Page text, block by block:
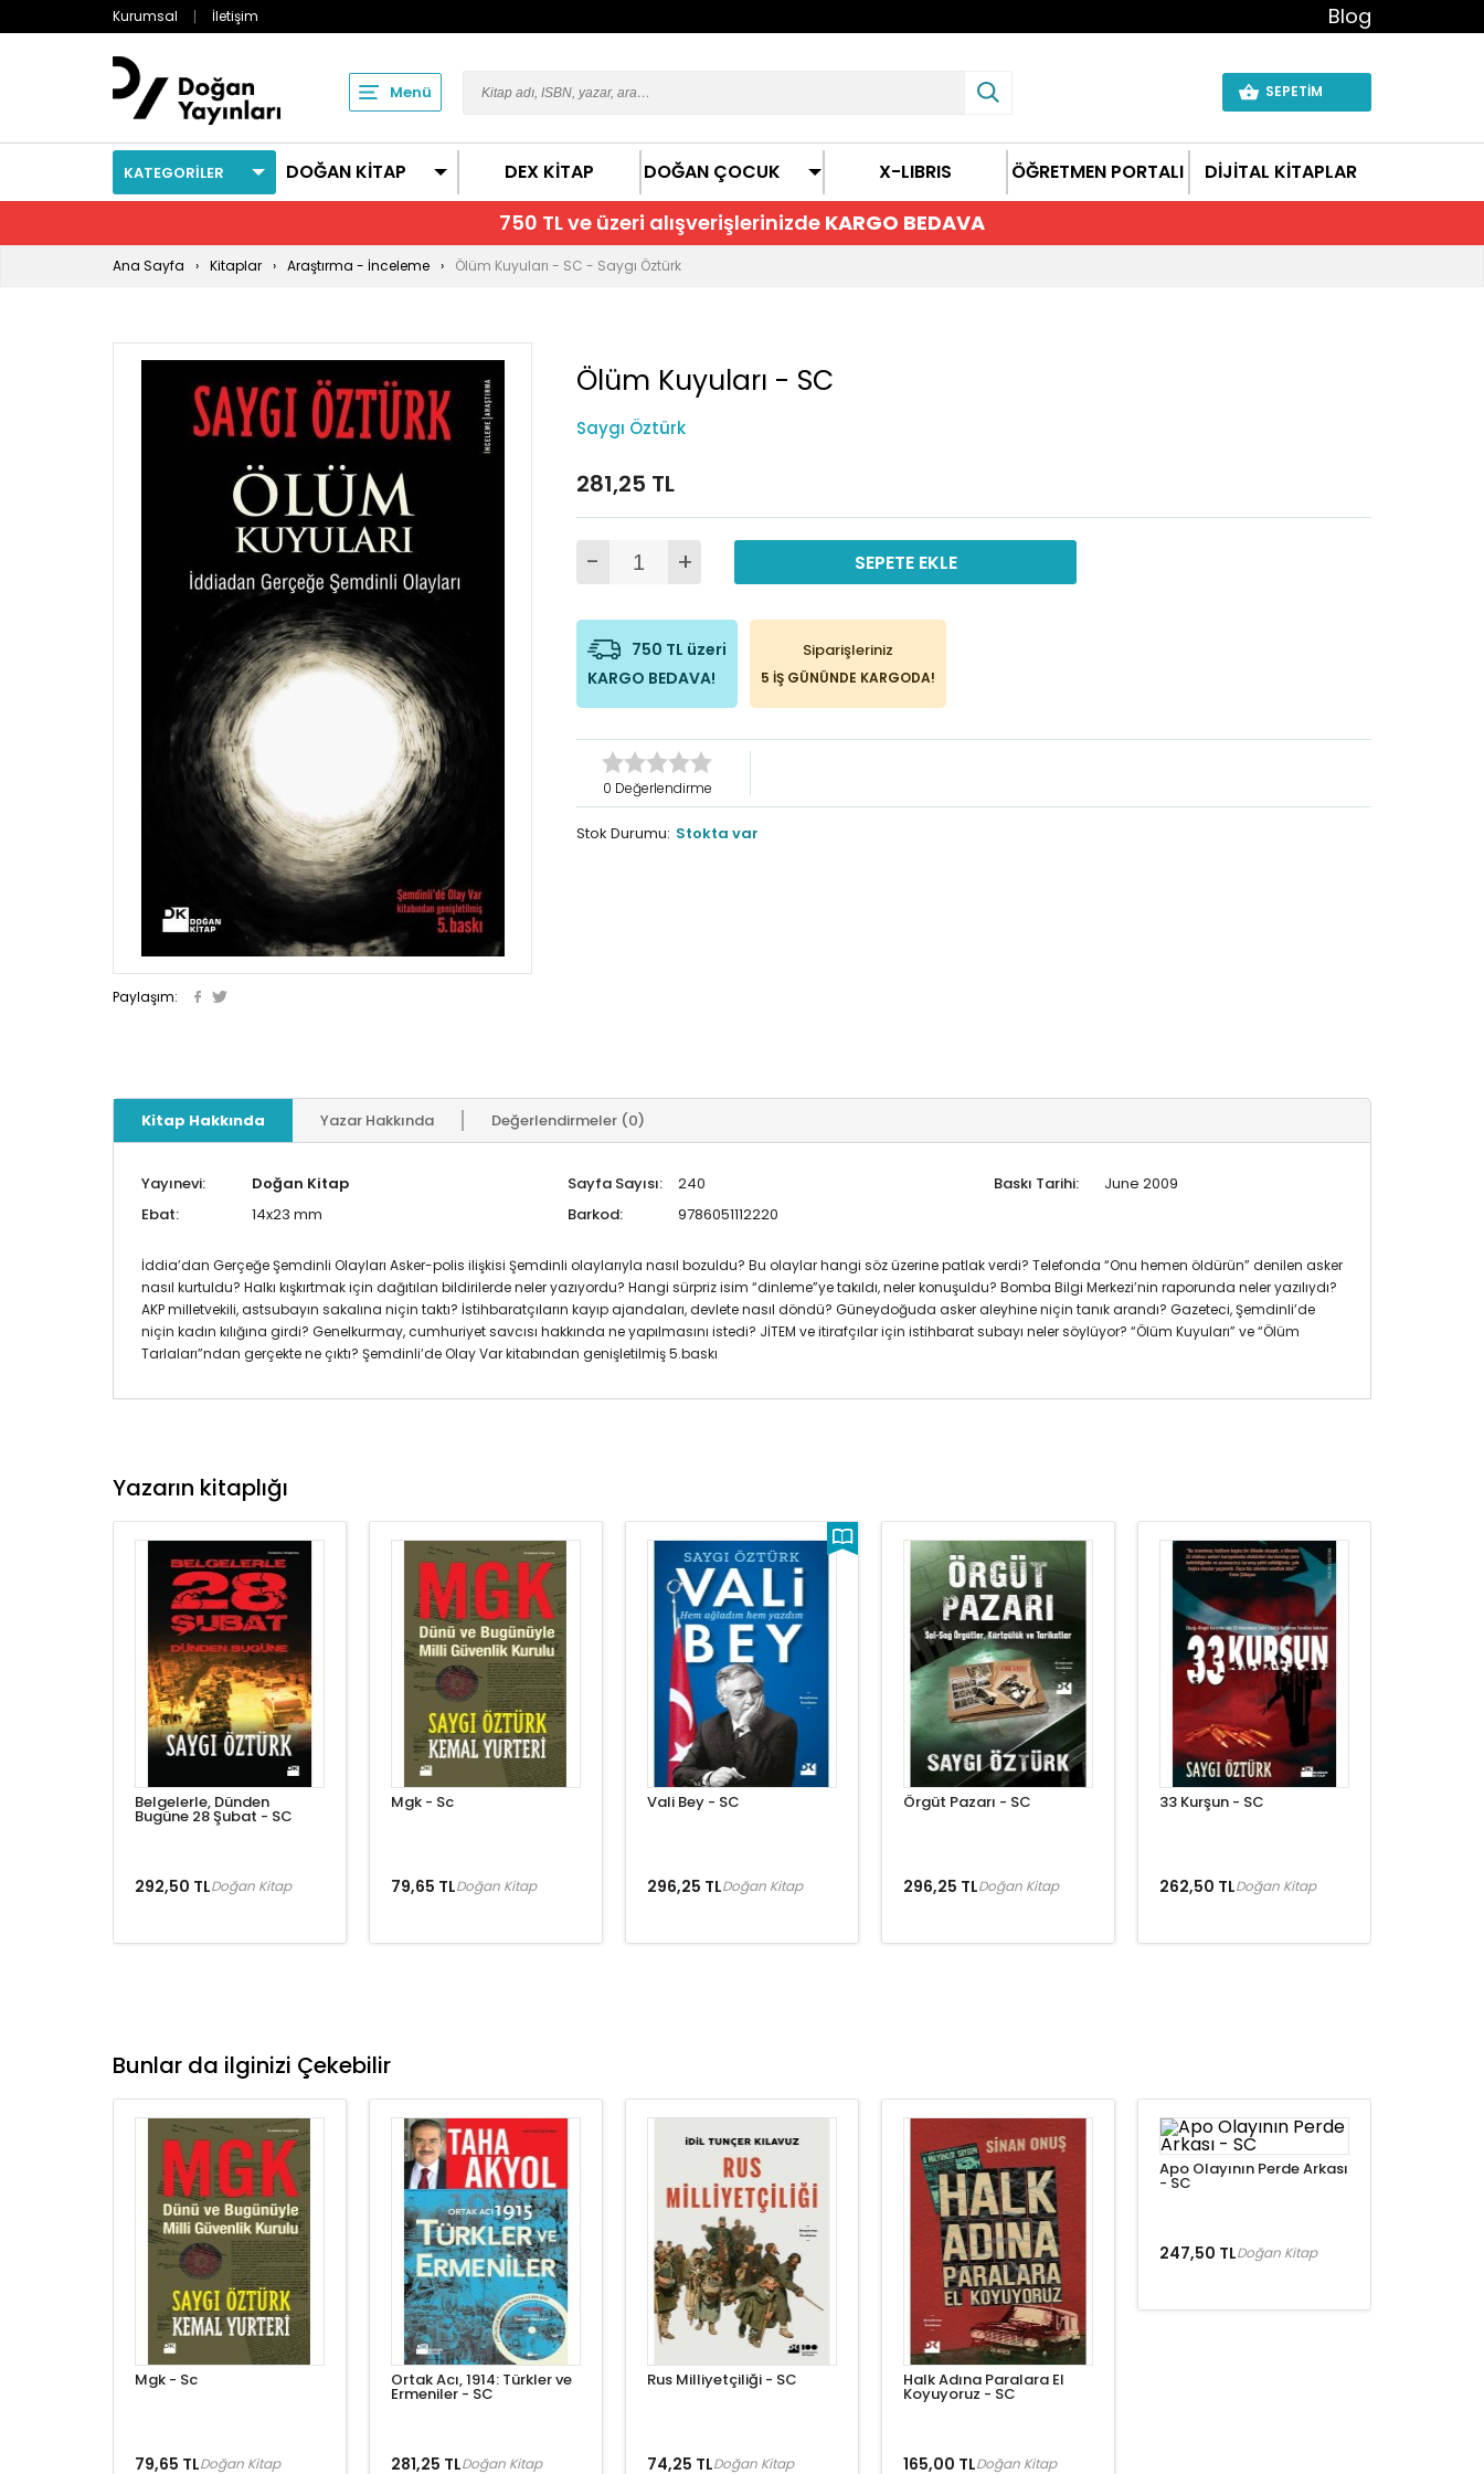
Kurumsal İletişim Blog
Menü SEPETİM
KATEGORİLER DOĞAN KİTAP DEX KİTAP DOĞAN ÇOCUK X-LIBRIS ÖĞRETMEN PORTALI DİJİTAL KİTAPLAR
750 TL ve üzeri alışverişlerinizde KARGO BEDAVA
Ana Sayfa Kitaplar Araştırma - İnceleme Ölüm Kuyuları - SC - Saygı Öztürk
Paylaşım:
Ölüm Kuyuları - SC
Saygı Öztürk
281,25 TL
- + SEPETE EKLE
750 TL üzeri
KARGO BEDAVA!
Siparişleriniz
5 İŞ GÜNÜNDE KARGODA!
0 Değerlendirme
Stok Durumu: Stokta var
Kitap Hakkında Yazar Hakkında Değerlendirmeler (0)
Yayınevi: Doğan Kitap Sayfa Sayısı: 240 Baskı Tarihi:
June 2009
Ebat:
14x23 mm Barkod: 9786051112220
İddia’dan Gerçeğe Şemdinli Olayları Asker-polis ilişkisi Şemdinli olaylarıyla nasıl bozuldu? Bu olaylar hangi söz üzerine patlak verdi? Telefonda “Onu hemen öldürün” denilen asker
nasıl kurtuldu? Halkı kışkırtmak için dağıtılan bildirilerde neler yazıyordu? Hangi sürpriz isim “dinleme”ye takıldı, neler konuşuldu? Bomba Bilgi Merkezi’nin raporunda neler yazılıydı?
AKP milletvekili, astsubayın sakalına niçin taktı? İstihbaratçıların kayıp ajandaları, devlete nasıl döndü? Güneydoğuda asker aleyhine niçin tanık arandı? Gazeteci, Şemdinli’de
niçin kadın kılığına girdi? Genelkurmay, cumhuriyet savcısı hakkında ne yapılmasını istedi? JİTEM ve itirafçılar için istihbarat subayı neler söylüyor? “Ölüm Kuyuları” ve “Ölüm
Tarlaları”ndan gerçekte ne çıktı? Şemdinli’de Olay Var kitabından genişletilmiş 5.baskı
Yazarın kitaplığı
Belgelerle, Dünden
Bugüne 28 Şubat - SC
292,50 TLDoğan Kitap
Mgk - Sc
79,65 TLDoğan Kitap
Vali Bey - SC
296,25 TLDoğan Kitap
Örgüt Pazarı - SC
296,25 TLDoğan Kitap
33 Kurşun - SC
262,50 TLDoğan Kitap
Bunlar da ilginizi Çekebilir
Mgk - Sc
79,65 TLDoğan Kitap
Ortak Acı, 1914: Türkler ve
Ermeniler - SC
281,25 TLDoğan Kitap
Rus Milliyetçiliği - SC
74,25 TLDoğan Kitap
Halk Adına Paralara El
Koyuyoruz - SC
165,00 TLDoğan Kitap
Apo Olayının Perde Arkası
- SC
247,50 TLDoğan Kitap